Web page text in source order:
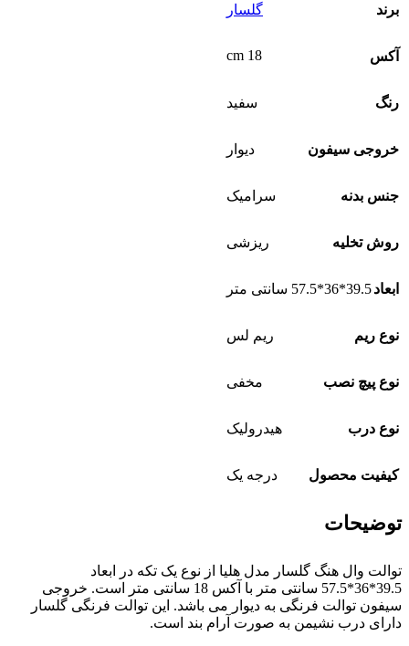
برند گلسار
آکس 18 cm
رنگ سفید
خروجی سیفون دیوار
جنس بدنه سرامیک
روش تخلیه ریزشی
ابعاد39.5*36*57.5 سانتی متر
نوع ریم ریم لس
نوع پیچ نصب مخفی
نوع درب هیدرولیک
کیفیت محصول درجه یک
توضیحات
توالت وال هنگ گلسار مدل هلیا از نوع یک تکه در ابعاد
39.5*36*57.5 سانتی متر با آکس 18 سانتی متر است. خروجی
سیفون توالت فرنگی به دیوار می باشد. این توالت فرنگی گلسار
دارای درب نشیمن به صورت آرام بند است.